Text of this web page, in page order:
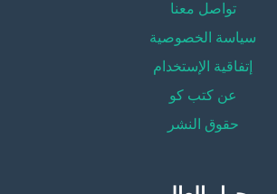
تواصل معنا
سياسة الخصوصية
إتفاقية الإستخدام
عن كتب كو
حقوق النشر